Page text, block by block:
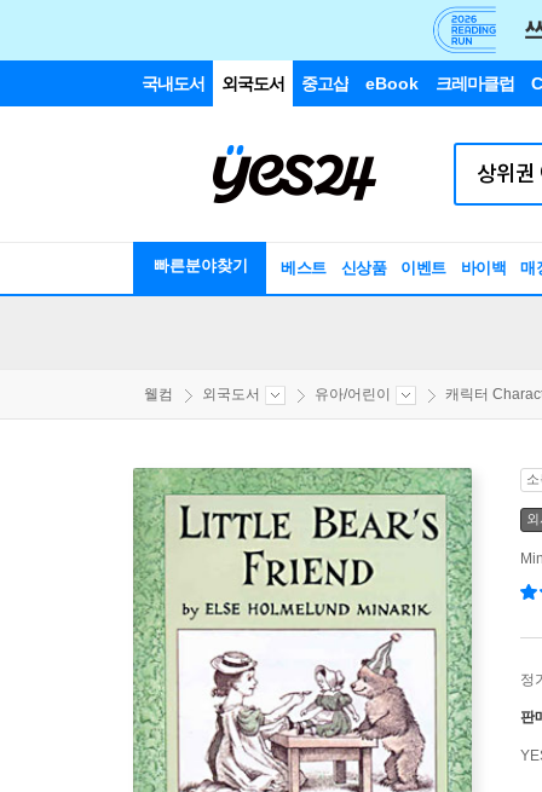
국내도서 외국도서 중고샵 eBook 크레마클럽
빠른분야찾기 베스트 신상품 이벤트 바이백 매
웰컴 외국도서 유아/어린이 캐릭터
정
판